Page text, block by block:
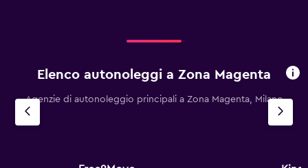
Elenco autonoleggi a Zona Magenta
Agenzie di autonoleggio principali a Zona Magenta, Milano